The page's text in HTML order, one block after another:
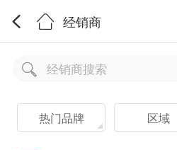
经销商
热门品牌 区域